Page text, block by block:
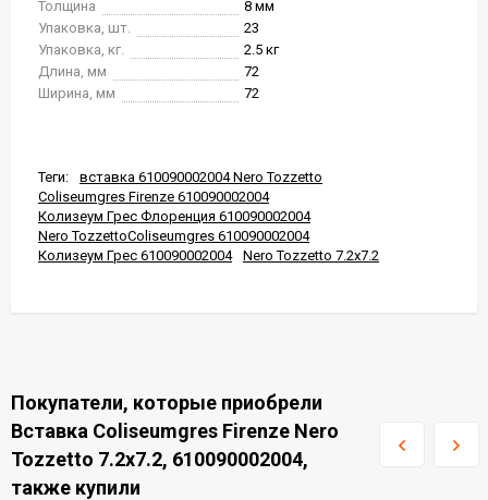
Толщина
8 мм
Упаковка, шт.
23
Упаковка, кг.
2.5 кг
Длина, мм
72
Ширина, мм
72
Теги:
вставка 610090002004 Nero Tozzetto
Coliseumgres Firenze 610090002004
Колизеум Грес Флоренция 610090002004
Nero TozzettoColiseumgres 610090002004
Колизеум Грес 610090002004
Nero Tozzetto 7.2x7.2
Покупатели, которые приобрели
Вставка Coliseumgres Firenze Nero
Tozzetto 7.2x7.2, 610090002004,
также купили